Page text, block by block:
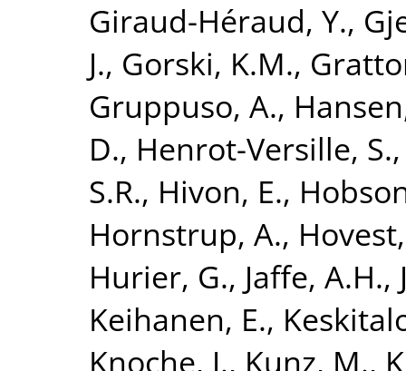
Giraud-Héraud, Y.,
J., Gorski, K.M.,
Gruppuso, A.,
D., Henrot-Versille, S.
S.R., Hivon, E.,
Hornstrup, A.,
Hurier, G., Jaffe, A.H.,
Keihanen, E.,
Knoche, J., Kunz, M.,